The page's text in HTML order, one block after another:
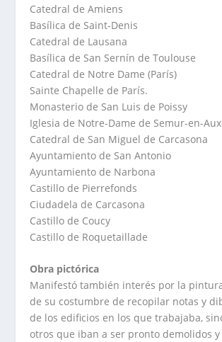
Catedral de Amiens
Basílica de Saint-Denis
Catedral de Lausana
Basílica de San Sernín de Toulouse
Catedral de Notre Dame (París)
Sainte Chapelle de París.
Monasterio de San Luis de Poissy
Iglesia de Notre-Dame de Semur-en-
Catedral de San Miguel de Carcasona
Ayuntamiento de San Antonio
Ayuntamiento de Narbona
Castillo de Pierrefonds
Ciudadela de Carcasona
Castillo de Coucy
Castillo de Roquetaillade
Obra pictórica
Manifestó también interés por la
de su costumbre de recopilar notas y
de los edificios en los que trabajaba,
otros que iban a ser pronto demolidos